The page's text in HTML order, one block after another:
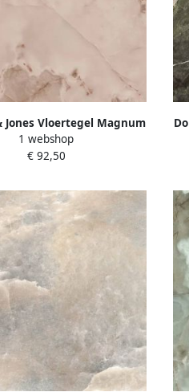
Jones Vloertegel Magnum
Marmerlook Gerectificeerd
6 mm Mat Rose
1 webshop
€ 92,50